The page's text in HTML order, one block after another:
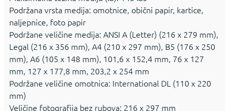
Podržana vrsta medija: omotnice, obični papir, kartice,
naljepnice, foto papir
Podržane veličine medija: ANSI A (Letter) (216 x 279 mm),
Legal (216 x 356 mm), A4 (210 x 297 mm), B5 (176 x 250
mm), A6 (105 x 148 mm), 101,6 x 152,4 mm, 76 x 127
mm, 127 x 177,8 mm, 203,2 x 254 mm
Podržane veličine omotnica: International DL (110 x 220
mm)
Veličine fotografija bez rubova: 216 x 297 mm